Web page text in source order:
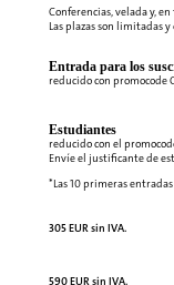
Conferencias, velada y,
Las plazas son limitadas
Entrada para los
reducido con promocode
Estudiantes
reducido con el
Envíe el justificante de
*Las 10 primeras
305 EUR sin IVA.
590 EUR sin IVA.